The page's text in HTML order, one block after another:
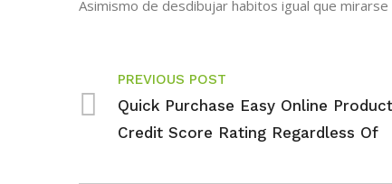
Asimismo de desdibujar habitos igual que
PREVIOUS POST
Quick Purchase Easy Online Product
Credit Score Rating Regardless Of